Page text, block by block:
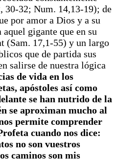
30-32; Num. 14,13-19); de
por amor a Dios y a su
gigante que en su
(Sam. 17,1-55) y un largo
que de partida sus
salirse de nuestra lógica
de vida en los
apóstoles así como
se han nutrido de la
se aproximan mucho al
permite comprender
cuando nos dice:
no son vuestros
caminos son mis